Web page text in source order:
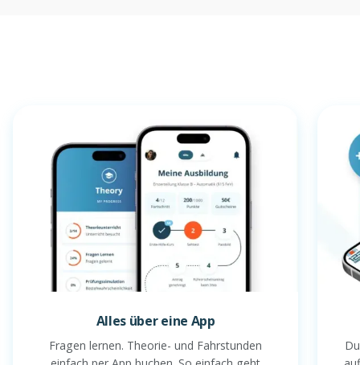
Alles über eine App
Fragen lernen. Theorie- und Fahrstunden